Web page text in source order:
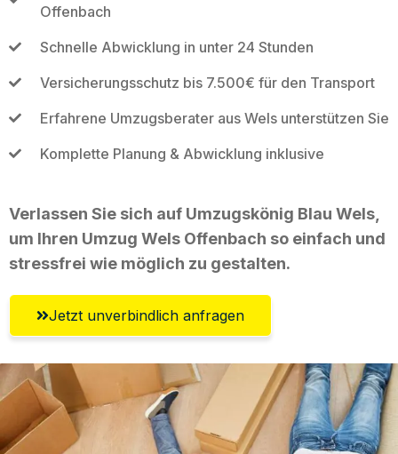
Offenbach
Schnelle Abwicklung in unter 24 Stunden
Versicherungsschutz bis 7.500€ für den Transport
Erfahrene Umzugsberater aus Wels unterstützen Sie
Komplette Planung & Abwicklung inklusive
Verlassen Sie sich auf Umzugskönig Blau Wels,
um Ihren Umzug Wels Offenbach so einfach und
stressfrei wie möglich zu gestalten.
Jetzt unverbindlich anfragen